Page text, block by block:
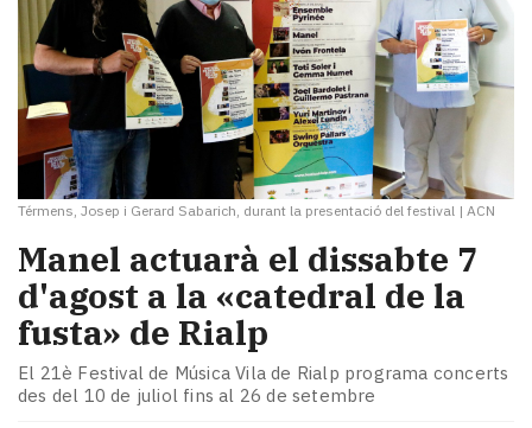
Térmens, Josep i Gerard Sabarich, durant la presentació del festival | ACN
​Manel actuarà el dissabte 7
d'agost a la «catedral de la
fusta» de Rialp
El 21è Festival de Música Vila de Rialp programa concerts
des del 10 de juliol fins al 26 de setembre